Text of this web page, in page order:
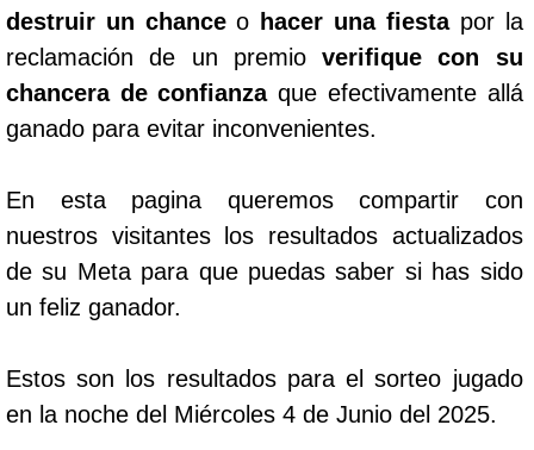
destruir un chanceo hacer una fiestapor la
reclamación de un premioverifique con su
chancera de confianzaque efectivamente allá
ganado para evitar inconvenientes.
En esta pagina queremos compartir con
nuestros visitantes los resultados actualizados
de su Meta para que puedas saber si has sido
un feliz ganador.
Estos son los resultados para el sorteo jugado
en la noche del Miércoles 4 de Junio del 2025.